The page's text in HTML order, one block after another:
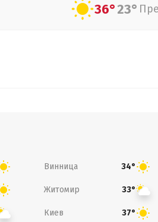
36°23°
Винница 34°
Житомир 33°
Киев 37°